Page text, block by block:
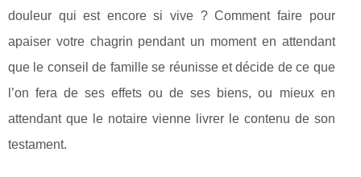
douleur qui est encore si vive ? Comment faire pour
apaiser votre chagrin pendant un moment en attendant
que le conseil de famille se réunisse et décide de ce que
l’on fera de ses effets ou de ses biens, ou mieux en
attendant que le notaire vienne livrer le contenu de son
testament.